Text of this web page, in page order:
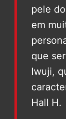
pele
em
que
Iwuji,
Hall H.